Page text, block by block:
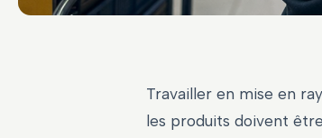
Travailler en mise en
les produits doivent